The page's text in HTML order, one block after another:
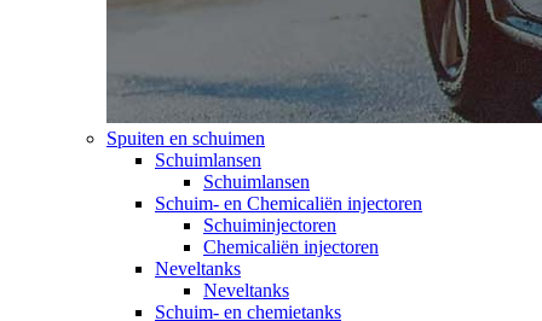
Spuiten en schuimen
Schuimlansen
Schuimlansen
Schuim- en Chemicaliën injectoren
Schuiminjectoren
Chemicaliën injectoren
Neveltanks
Neveltanks
Schuim- en chemietanks